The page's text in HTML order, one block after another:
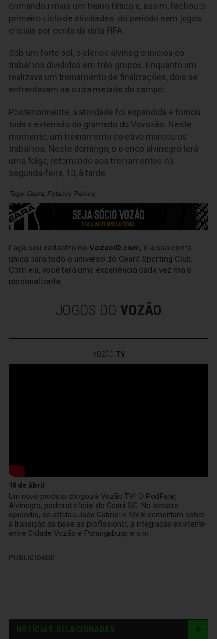
comandou mais um treino tático e, assim, fechou o
primeiro ciclo de atividades do período sem jogos
oficiais por conta da data FIFA.
Sob um forte sol, o elenco alvinegro iniciou os
trabalhos divididos em três grupos. Enquanto um
realizava um treinamento de finalizações, dois se
enfrentavam na outra metade do campo.
Posteriormente, a atividade foi expandida e tomou
toda a extensão do gramado do Vovozão. Neste
momento, um treinamento coletivo marcou os
trabalhos. Neste domingo, o elenco alvinegro terá
uma folga, retornando aos treinamentos na
segunda-feira, 13, à tarde.
Tags: Ceara, Futebol, Treinos,
Faça seu cadastro no VozaoID.com, é a sua conta
única para todo o universo do Ceará Sporting Club.
Com ela, você terá uma experiência cada vez mais
personalizada.
JOGOS DO VOZÃO
VOZÃO TV
10 de Abril
Um novo produto chegou à Vozão TV! O PodFalar,
Alvinegro, podcast oficial do Ceará SC. No terceiro
episódio, os atletas João Gabriel e Melk comentam sobre
a transição da base ao profissional, a integração existente
entre Cidade Vozão e Porangabuçu e o m
PUBLICIDADE
NOTÍCIAS RELACIONADAS